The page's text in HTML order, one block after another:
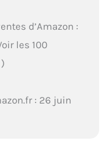
d’Amazon :
les 100
: 26 juin